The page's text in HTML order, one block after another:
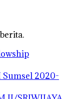
Sumsel 2020-